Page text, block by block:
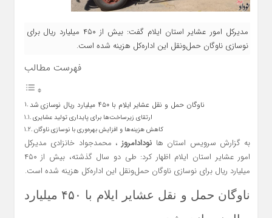
مدیرکل امور عشایر استان ایلام گفت: بیش از ۴۵۰ میلیارد ریال برای
نوسازی ناوگان حمل‌ونقل این اداره‌کل هزینه شده است.
فهرست مطالب
ناوگان حمل‌ و نقل عشایر ایلام با ۴۵۰ میلیارد ریال نوسازی شد
ارتقای زیرساخت‌ها برای پایداری تولید عشایری
کاهش هزینه‌ها و افزایش بهره‌وری با نوسازی ناوگان
به گزارش سرویس استان ها نودادامروز، محمدجواد خانزادی مدیرکل
امور عشایر استان ایلام اظهار کرد: طی دو سال گذشته، بیش از ۴۵۰
میلیارد ریال برای نوسازی ناوگان حمل‌ونقل این اداره‌کل هزینه شده است.
ناوگان حمل‌ و نقل عشایر ایلام با ۴۵۰ میلیارد